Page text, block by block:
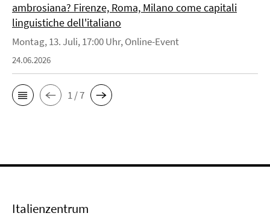
ambrosiana? Firenze, Roma, Milano come capitali
linguistiche dell'italiano
Montag, 13. Juli, 17:00 Uhr, Online-Event
24.06.2026
1 / 7
Italienzentrum